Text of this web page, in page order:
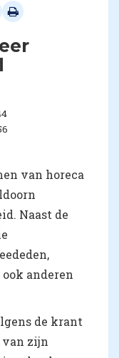
van horeca
Naast de
ook anderen
de krant
van zijn